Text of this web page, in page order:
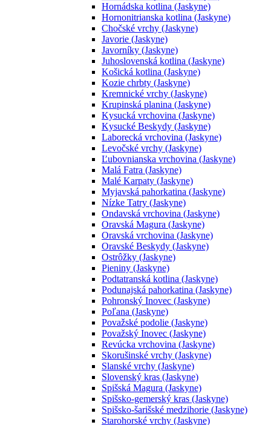
Hornádska kotlina (Jaskyne)
Hornonitrianska kotlina (Jaskyne)
Chočské vrchy (Jaskyne)
Javorie (Jaskyne)
Javorníky (Jaskyne)
Juhoslovenská kotlina (Jaskyne)
Košická kotlina (Jaskyne)
Kozie chrbty (Jaskyne)
Kremnické vrchy (Jaskyne)
Krupinská planina (Jaskyne)
Kysucká vrchovina (Jaskyne)
Kysucké Beskydy (Jaskyne)
Laborecká vrchovina (Jaskyne)
Levočské vrchy (Jaskyne)
Ľubovnianska vrchovina (Jaskyne)
Malá Fatra (Jaskyne)
Malé Karpaty (Jaskyne)
Myjavská pahorkatina (Jaskyne)
Nízke Tatry (Jaskyne)
Ondavská vrchovina (Jaskyne)
Oravská Magura (Jaskyne)
Oravská vrchovina (Jaskyne)
Oravské Beskydy (Jaskyne)
Ostrôžky (Jaskyne)
Pieniny (Jaskyne)
Podtatranská kotlina (Jaskyne)
Podunajská pahorkatina (Jaskyne)
Pohronský Inovec (Jaskyne)
Poľana (Jaskyne)
Považské podolie (Jaskyne)
Považský Inovec (Jaskyne)
Revúcka vrchovina (Jaskyne)
Skorušinské vrchy (Jaskyne)
Slanské vrchy (Jaskyne)
Slovenský kras (Jaskyne)
Spišská Magura (Jaskyne)
Spišsko-gemerský kras (Jaskyne)
Spišsko-šarišské medzihorie (Jaskyne)
Starohorské vrchy (Jaskyne)